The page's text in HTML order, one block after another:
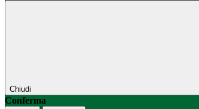
Chiudi
Conferma